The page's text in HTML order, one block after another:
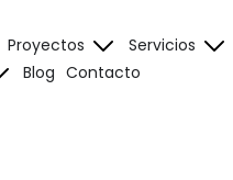
Proyectos
Servicios
Blog Contacto